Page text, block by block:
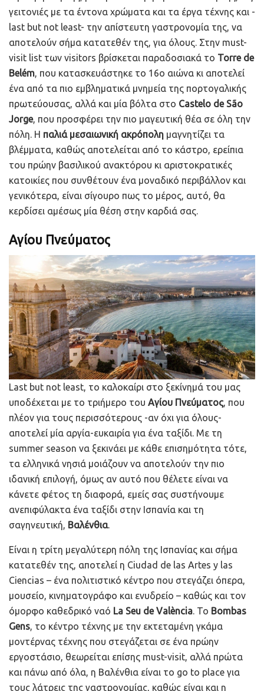
γειτονιές με τα έντονα χρώματα και τα έργα τέχνης και -
last but not least- την απίστευτη γαστρονομία της, να
αποτελούν σήμα κατατεθέν της, για όλους. Στην must-
visit list των visitors βρίσκεται παραδοσιακά το Torre de
Belém, που κατασκευάστηκε το 16ο αιώνα κι αποτελεί
ένα από τα πιο εμβληματικά μνημεία της πορτογαλικής
πρωτεύουσας, αλλά και μία βόλτα στο Castelo de São
Jorge, που προσφέρει την πιο μαγευτική θέα σε όλη την
πόλη. Η παλιά μεσαιωνική ακρόπολη μαγνητίζει τα
βλέμματα, καθώς αποτελείται από το κάστρο, ερείπια
του πρώην βασιλικού ανακτόρου κι αριστοκρατικές
κατοικίες που συνθέτουν ένα μοναδικό περιβάλλον και
γενικότερα, είναι σίγουρο πως το μέρος, αυτό, θα
κερδίσει αμέσως μία θέση στην καρδιά σας.
Αγίου Πνεύματος
Last but not least, το καλοκαίρι στο ξεκίνημά του μας
υποδέχεται με το τριήμερο του Αγίου Πνεύματος, που
πλέον για τους περισσότερους -αν όχι για όλους-
αποτελεί μία αργία-ευκαιρία για ένα ταξίδι. Με τη
summer season να ξεκινάει με κάθε επισημότητα τότε,
τα ελληνικά νησιά μοιάζουν να αποτελούν την πιο
ιδανική επιλογή, όμως αν αυτό που θέλετε είναι να
κάνετε φέτος τη διαφορά, εμείς σας συστήνουμε
ανεπιφύλακτα ένα ταξίδι στην Ισπανία και τη
σαγηνευτική, Βαλένθια.
Είναι η τρίτη μεγαλύτερη πόλη της Ισπανίας και σήμα
κατατεθέν της, αποτελεί η Ciudad de las Artes y las
Ciencias – ένα πολιτιστικό κέντρο που στεγάζει όπερα,
μουσείο, κινηματογράφο και ενυδρείο – καθώς και τον
όμορφο καθεδρικό ναό La Seu de València. Το Bombas
Gens, το κέντρο τέχνης με την εκτεταμένη γκάμα
μοντέρνας τέχνης που στεγάζεται σε ένα πρώην
εργοστάσιο, θεωρείται επίσης must-visit, αλλά πρώτα
και πάνω από όλα, η Βαλένθια είναι το go to place για
τους λάτρεις της γαστρονομίας, καθώς είναι και η